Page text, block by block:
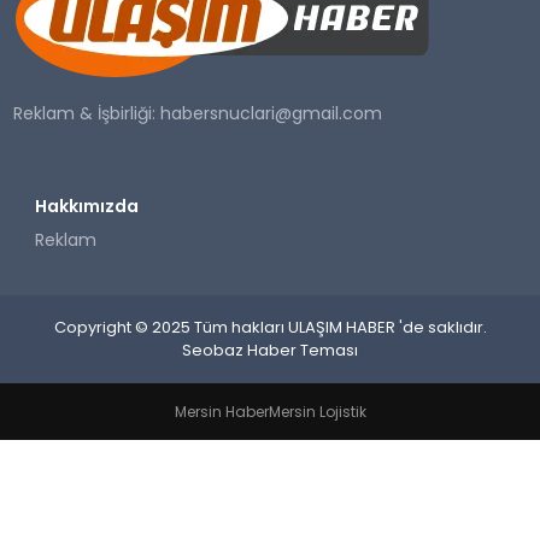
SAĞLIK
YAŞAM
Reklam & İşbirliği:habersnuclari@gmail.com
Hakkımızda
Reklam
Copyright © 2025 Tüm hakları ULAŞIM HABER 'de saklıdır.
Seobaz Haber Teması
Mersin HaberMersin Lojistik